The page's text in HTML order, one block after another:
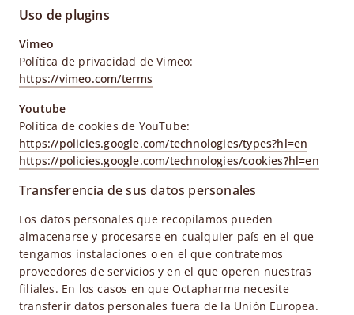
Uso de plugins
Vimeo
Política de privacidad de Vimeo:
https://vimeo.com/terms
Youtube
Política de cookies de YouTube:
https://policies.google.com/technologies/types?hl=en
https://policies.google.com/technologies/cookies?hl=en
Transferencia de sus datos personales
Los datos personales que recopilamos pueden
almacenarse y procesarse en cualquier país en el que
tengamos instalaciones o en el que contratemos
proveedores de servicios y en el que operen nuestras
filiales. En los casos en que Octapharma necesite
transferir datos personales fuera de la Unión Europea.